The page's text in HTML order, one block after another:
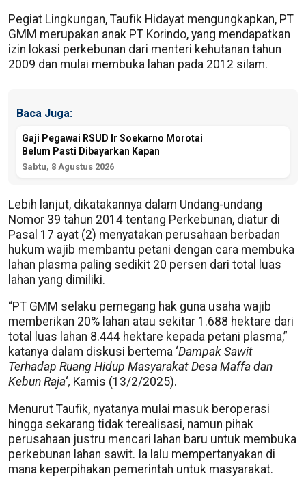
Pegiat Lingkungan, Taufik Hidayat mengungkapkan, PT
GMM merupakan anak PT Korindo, yang mendapatkan
izin lokasi perkebunan dari menteri kehutanan tahun
2009 dan mulai membuka lahan pada 2012 silam.
Baca Juga:
Gaji Pegawai RSUD Ir Soekarno Morotai
Belum Pasti Dibayarkan Kapan
Sabtu, 8 Agustus 2026
Lebih lanjut, dikatakannya dalam Undang-undang
Nomor 39 tahun 2014 tentang Perkebunan, diatur di
Pasal 17 ayat (2) menyatakan perusahaan berbadan
hukum wajib membantu petani dengan cara membuka
lahan plasma paling sedikit 20 persen dari total luas
lahan yang dimiliki.
“PT GMM selaku pemegang hak guna usaha wajib
memberikan 20% lahan atau sekitar 1.688 hektare dari
total luas lahan 8.444 hektare kepada petani plasma,”
katanya dalam diskusi bertema ‘Dampak Sawit
Terhadap Ruang Hidup Masyarakat Desa Maffa dan
Kebun Raja‘, Kamis (13/2/2025).
Menurut Taufik, nyatanya mulai masuk beroperasi
hingga sekarang tidak terealisasi, namun pihak
perusahaan justru mencari lahan baru untuk membuka
perkebunan lahan sawit. Ia lalu mempertanyakan di
mana keperpihakan pemerintah untuk masyarakat.